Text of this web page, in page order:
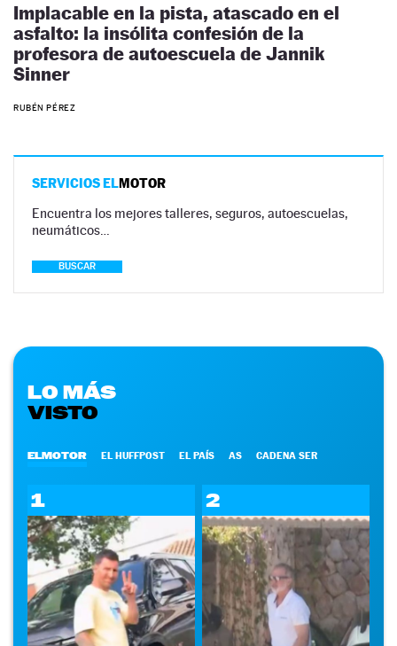
Implacable en la pista, atascado en el
asfalto: la insólita confesión de la
profesora de autoescuela de Jannik
Sinner
RUBÉN PÉREZ
SERVICIOS ELMOTOR
Encuentra los mejores talleres, seguros, autoescuelas,
neumáticos…
BUSCAR
LO MÁS
VISTO
ELMOTOR EL HUFFPOST EL PAÍS AS CADENA SER
1 2